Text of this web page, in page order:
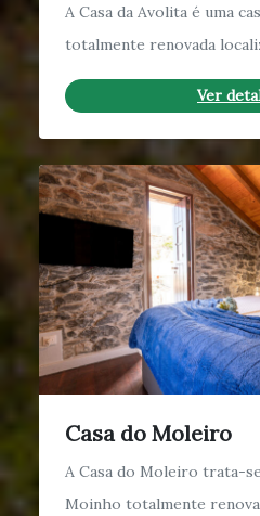
A Casa da Avolita é uma
totalmente renovada
Ver
Casa do Moleiro
A Casa do Moleiro trata-
Moinho totalmente